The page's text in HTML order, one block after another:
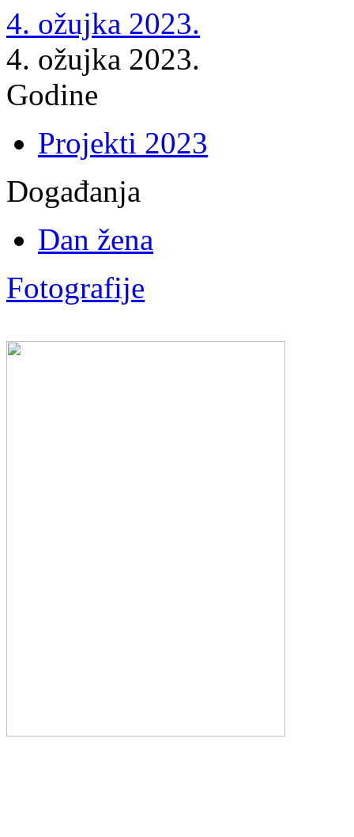
4. ožujka 2023.
4. ožujka 2023.
Godine
Projekti 2023
Događanja
Dan žena
Fotografije